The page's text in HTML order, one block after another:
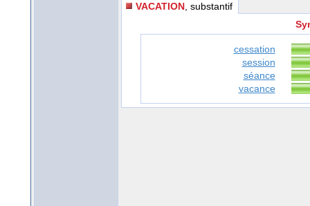
VACATION , substantif
cessation
session
séance
vacance